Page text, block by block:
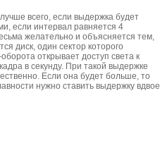
всего, если выдержка будет
если интервал равняется 4
желательно и объясняется тем,
диск, один сектор которого
открывает доступ света к
в секунду. При такой выдержке
Если она будет больше, то
нужно ставить выдержку вдвое